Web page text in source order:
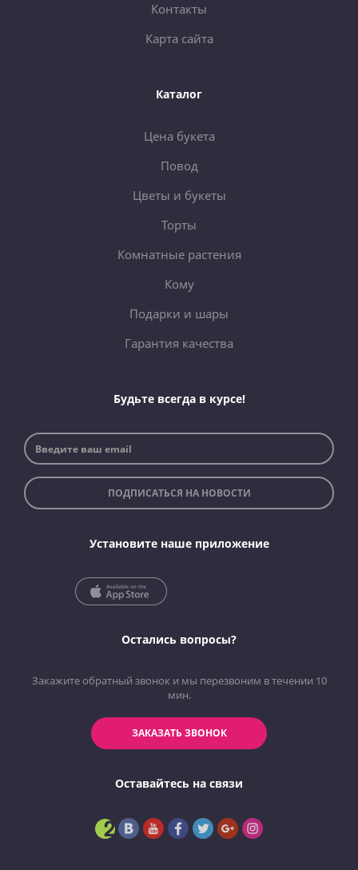
Контакты
Карта сайта
Каталог
Цена букета
Повод
Цветы и букеты
Торты
Комнатные растения
Кому
Подарки и шары
Гарантия качества
Будьте всегда в курсе!
ПОДПИСАТЬСЯ НА НОВОСТИ
Установите наше приложение
Остались вопросы?
Закажите обратный звонок и мы перезвоним в течении 10
мин.
ЗАКАЗАТЬ ЗВОНОК
Оставайтесь на связи